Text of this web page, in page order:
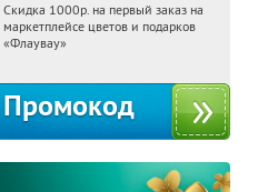
01:06:30 Получили:
Россия
Скидка 1000р. на первый заказ на
маркетплейсе цветов и подарков
«Флаувау»
Промокод